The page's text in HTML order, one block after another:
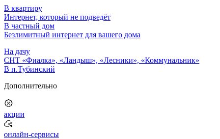
В квартиру
Интернет, который не подведёт
В частный дом
Безлимитный интернет для вашего дома
На дачу
СНТ «Фиалка», «Ландыш», «Лесники», «Коммунальник»
В п.Тубинский
Дополнительно
акции
онлайн-сервисы